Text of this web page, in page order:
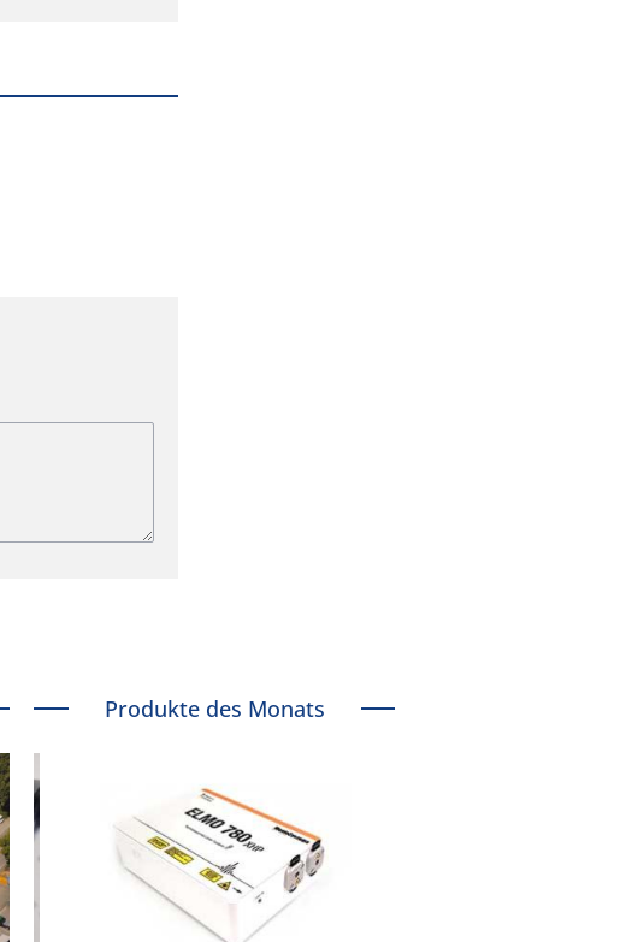
Produkte des Monats